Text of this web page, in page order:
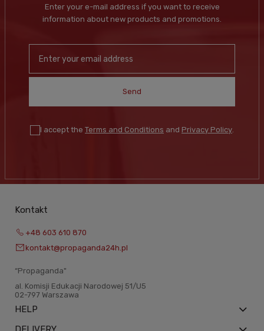
Enter your e-mail address if you want to receive
information about new products and promotions.
Send
I accept the Terms and Conditions and Privacy Policy.
Kontakt
+48 603 610 870
kontakt@propaganda24h.pl
“Propaganda"
al. Komisji Edukacji Narodowej 51/U5
02-797 Warszawa
HELP